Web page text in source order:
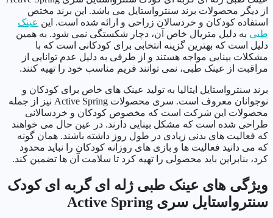
از دیگر محصولات برند سنترواستایل می باشد. این برند مختص
استفاده کودکان و خردسالان زراحی و ارائه شده است. این عینک
طبی به دلیل متریال خاص آن، دچار شکستگی نمی شود. به همین
دلیل است که بهترین گزینه انتخابی برای کودکانی است که با
مشکلات بینایی مواجه هستند و از طرفی به دلیل عدم توانایی از
مراقبت از عینک طبی، نمی توانند فریم مناسب خود را تهیه کنند.
برند سنترواستایل ایتالیا به تولید عینک های خاص برای کودکان و
نوجوانان معروف است. سری محصولات Active Spring نیز از جمله
محصولات این شرکت است که مخصوص کودکان و خردسالانی
طراحی شده است که مشکل بینایی دارند. در عین حال می خواهند
که فعالیت های بدنی زیادی در طول روز داشته باشند. همان گونه
که می دانید فعالیت ها و بازی های روزانه کودکان را نباید محدود
کرد، بنابراین باید محصولی را تهیه کرد تا سلامت آن ها تضمین کند.
ویژگی های عینک طبی ژله ای گربه ای کودک
سنترواستایل سری Active Spring